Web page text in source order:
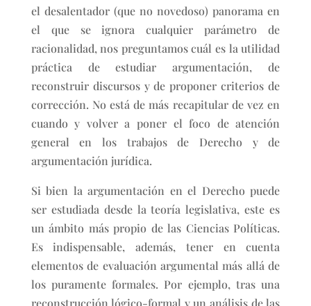
el desalentador (que no novedoso) panorama en
el que se ignora cualquier parámetro de
racionalidad, nos preguntamos cuál es la utilidad
práctica de estudiar argumentación, de
reconstruir discursos y de proponer criterios de
corrección. No está de más recapitular de vez en
cuando y volver a poner el foco de atención
general en los trabajos de Derecho y de
argumentación jurídica.
Si bien la argumentación en el Derecho puede
ser estudiada desde la teoría legislativa, este es
un ámbito más propio de las Ciencias Políticas.
Es indispensable, además, tener en cuenta
elementos de evaluación argumental más allá de
los puramente formales. Por ejemplo, tras una
reconstrucción lógico-formal y un análisis de las